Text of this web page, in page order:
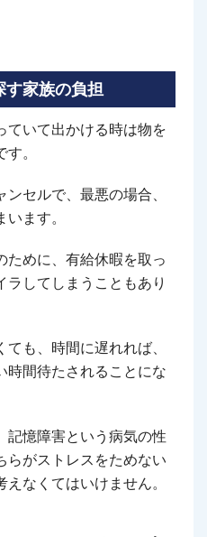
す家族の負担
ていて出かける時は物を
。
セルで、最悪の場合、
ます。
ために、有給休暇を取っ
ラしてしまうこともあり
も、時間に遅れれば、
時間待たされることにな
記憶障害という病気の性
らがストレスをためない
なくてはいけません。